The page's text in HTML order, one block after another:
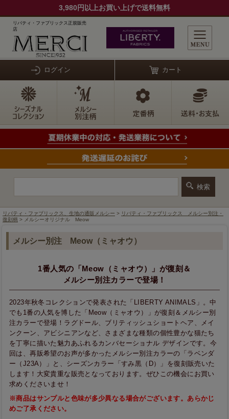
3,980円以上お買い上げで送料無料
リバティ・ファブリックス正規販売
店
ログイン カート
リバティ・ファブリックス、生地の通販メルシー > リバティ・ファブリックス メルシー別注・
復刻柄 > メルシーオリジナル Meow
メルシー別注 Meow（ミャオウ）
1番人気の「Meow（ミャオウ）」が復刻＆
メルシー別注カラーで登場！
2023年秋冬コレクションで発表された「LIBERTY ANIMALS」。中
でも1番の人気を博した「Meow（ミャオウ）」が復刻＆メルシー別
注カラーで登場！ラグドール、ブリティッシュショートヘア、メイ
ンクーン、アビシニアンなど、さまざまな種類の個性豊かな猫たち
を丁寧に描いた魅力あふれるカンバセーショナル デザインです。今
回は、再販希望のお声が多かったメルシー別注カラーの「ラベンダ
ー（J23A）」と、シーズンカラー「すみ黒（D）」を復刻販売いた
します！大変貴重な販売となっております。ぜひこの機会にお買い
求めくださいませ！
※商品はサンプルと色味が多少異なる場合がございます。あらかじ
めご了承ください。